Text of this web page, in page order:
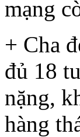
mạng
+ Cha
đủ 18
nặng,
hàng